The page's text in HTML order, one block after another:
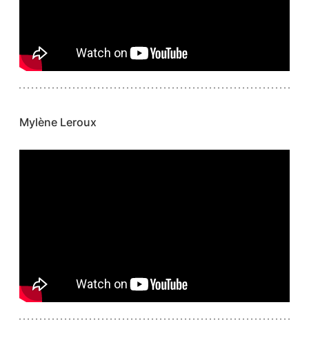
Mylène Leroux